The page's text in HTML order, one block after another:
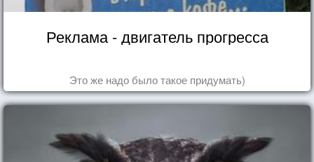
Реклама - двигатель прогресса
Это же надо было такое придумать)